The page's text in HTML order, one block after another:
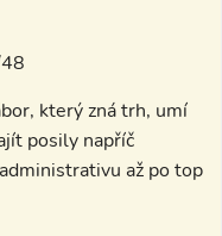
který zná trh, umí
posily napříč
až po top